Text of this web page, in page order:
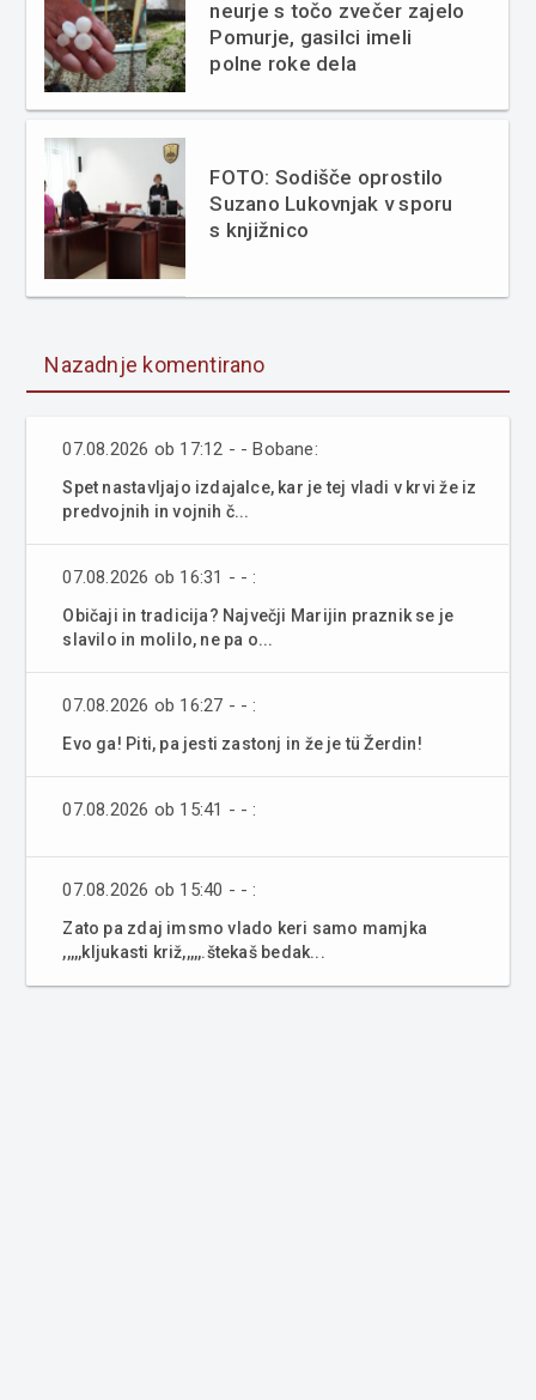
neurje s točo zvečer zajelo
Pomurje, gasilci imeli
polne roke dela
FOTO: Sodišče oprostilo
Suzano Lukovnjak v sporu
s knjižnico
Nazadnje komentirano
07.08.2026 ob 17:12 - - Bobane:
Spet nastavljajo izdajalce, kar je tej vladi v krvi že iz
predvojnih in vojnih č...
07.08.2026 ob 16:31 - - :
Običaji in tradicija? Največji Marijin praznik se je
slavilo in molilo, ne pa o...
07.08.2026 ob 16:27 - - :
Evo ga! Piti, pa jesti zastonj in že je tü Žerdin!
07.08.2026 ob 15:41 - - :
07.08.2026 ob 15:40 - - :
Zato pa zdaj imsmo vlado keri samo mamjka
,,,,,kljukasti križ,,,,,.štekaš bedak...